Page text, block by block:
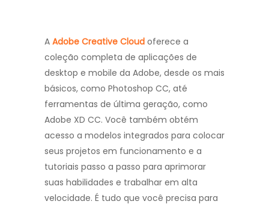
A Adobe Creative Cloud oferece a
coleção completa de aplicações de
desktop e mobile da Adobe, desde os mais
básicos, como Photoshop CC, até
ferramentas de última geração, como
Adobe XD CC. Você também obtém
acesso a modelos integrados para colocar
seus projetos em funcionamento e a
tutoriais passo a passo para aprimorar
suas habilidades e trabalhar em alta
velocidade. É tudo que você precisa para